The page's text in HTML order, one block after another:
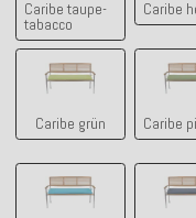
Caribe taupe-
tabacco
Caribe
Caribe grün
Caribe grün
Caribe
Caribe türkis